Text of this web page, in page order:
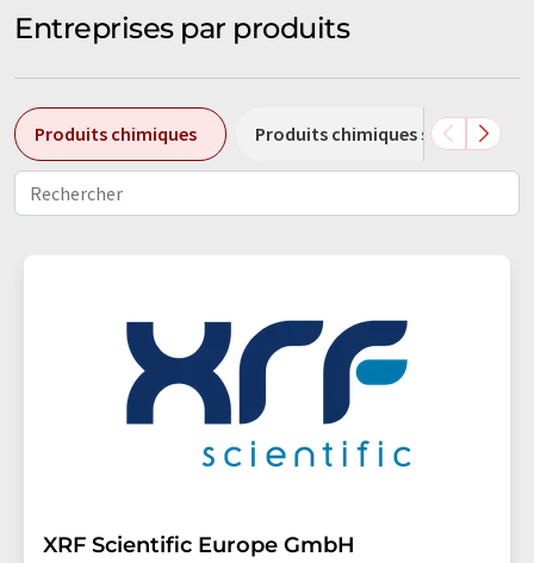
Entreprises par produits
Produits chimiques Produits chimiques spéciaux
XRF Scientific Europe GmbH